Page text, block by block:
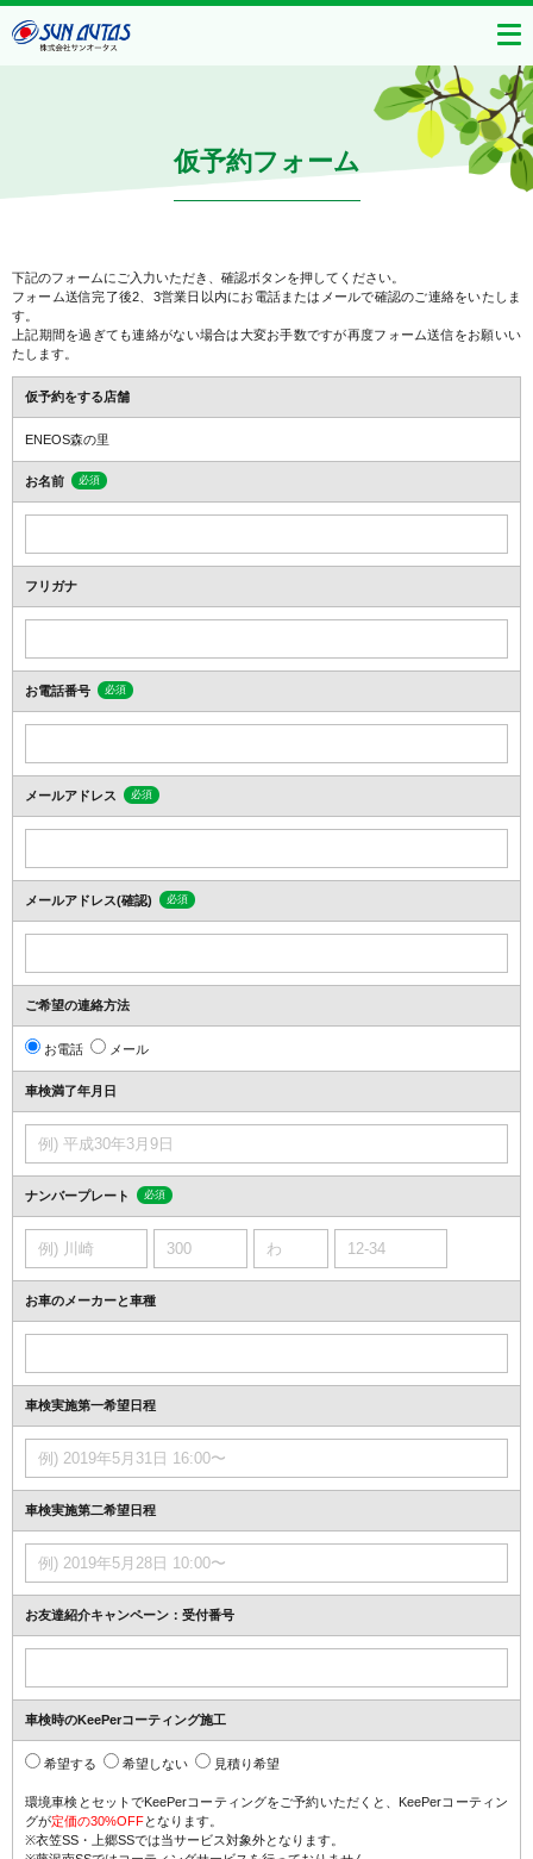
仮予約フォーム
下記のフォームにご入力いただき、確認ボタンを押してください。
フォーム送信完了後2、3営業日以内にお電話またはメールで確認のご連絡をいたしま
す。
上記期間を過ぎても連絡がない場合は大変お手数ですが再度フォーム送信をお願いい
たします。
仮予約をする店舗
ENEOS森の里
お名前 必須
フリガナ
お電話番号 必須
メールアドレス 必須
メールアドレス(確認) 必須
ご希望の連絡方法
お電話 メール
車検満了年月日
ナンバープレート 必須
お車のメーカーと車種
車検実施第一希望日程
車検実施第二希望日程
お友達紹介キャンペーン： 受付番号
車検時のKeePerコーティング施工
希望する 希望しない 見積り希望
環境車検とセットでKeePerコーティングをご予約いただくと、 KeePerコーティン
グが定価の30%OFFとなります。
※衣笠SS・上郷SSでは当サービス対象外となります。